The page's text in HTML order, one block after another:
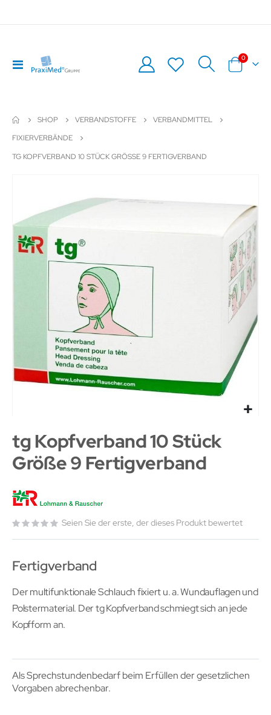
Navigation
umschalten
Warenkorb
0Artikel
SHOP VERBANDSTOFFE
VERBANDMITTEL
FIXIERVERBÄNDE
TG KOPFVERBAND 10 STÜCK GRÖSSE 9 FERTIGVERBAND
Bildergalerie
springen
tg Kopfverband 10 Stück
Größe 9 Fertigverband
Seien Sie der erste, der dieses Produkt bewertet
Fertigverband
Der multifunktionale Schlauch fixiert u. a. Wundauflagen und
Polstermaterial. Der tg Kopfverband schmiegt sich an jede
Kopfform an.
Als Sprechstundenbedarf beim Erfüllen der gesetzlichen
Vorgaben abrechenbar.